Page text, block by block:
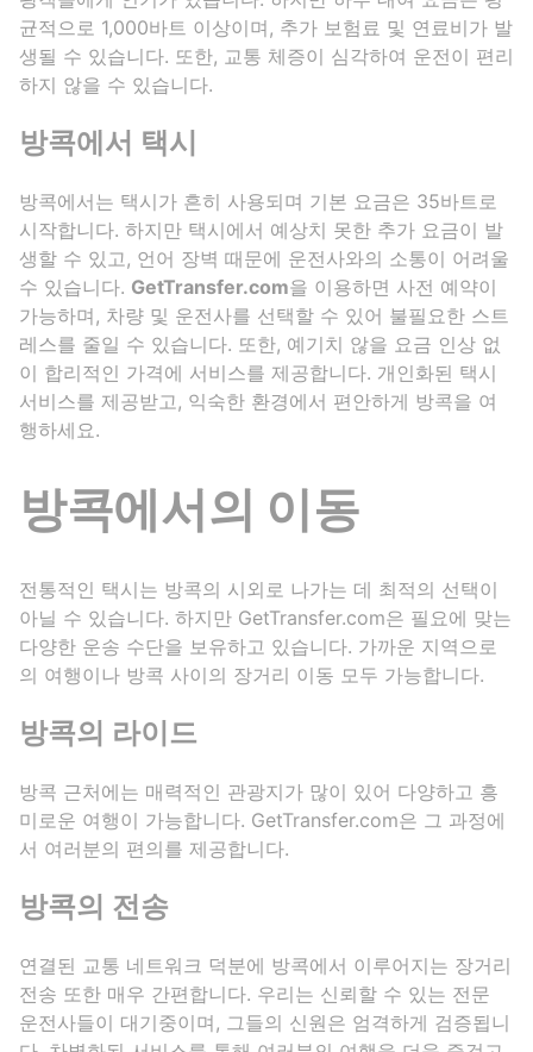
균적으로 1,000바트 이상이며, 추가 보험료 및 연료비가 발
생될 수 있습니다. 또한, 교통 체증이 심각하여 운전이 편리
하지 않을 수 있습니다.
방콕에서 택시
방콕에서는 택시가 흔히 사용되며 기본 요금은 35바트로
시작합니다. 하지만 택시에서 예상치 못한 추가 요금이 발
생할 수 있고, 언어 장벽 때문에 운전사와의 소통이 어려울
수 있습니다. GetTransfer.com을 이용하면 사전 예약이
가능하며, 차량 및 운전사를 선택할 수 있어 불필요한 스트
레스를 줄일 수 있습니다. 또한, 예기치 않을 요금 인상 없
이 합리적인 가격에 서비스를 제공합니다. 개인화된 택시
서비스를 제공받고, 익숙한 환경에서 편안하게 방콕을 여
행하세요.
방콕에서의 이동
전통적인 택시는 방콕의 시외로 나가는 데 최적의 선택이
아닐 수 있습니다. 하지만 GetTransfer.com은 필요에 맞는
다양한 운송 수단을 보유하고 있습니다. 가까운 지역으로
의 여행이나 방콕 사이의 장거리 이동 모두 가능합니다.
방콕의 라이드
방콕 근처에는 매력적인 관광지가 많이 있어 다양하고 흥
미로운 여행이 가능합니다. GetTransfer.com은 그 과정에
서 여러분의 편의를 제공합니다.
방콕의 전송
연결된 교통 네트워크 덕분에 방콕에서 이루어지는 장거리
전송 또한 매우 간편합니다. 우리는 신뢰할 수 있는 전문
운전사들이 대기중이며, 그들의 신원은 엄격하게 검증됩니